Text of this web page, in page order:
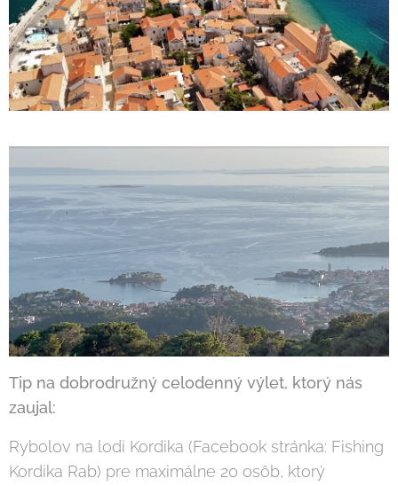
Tip na dobrodružný celodenný výlet, ktorý nás
zaujal:
Rybolov na lodi Kordika (Facebook stránka: Fishing
Kordika Rab) pre maximálne 20 osôb, ktorý